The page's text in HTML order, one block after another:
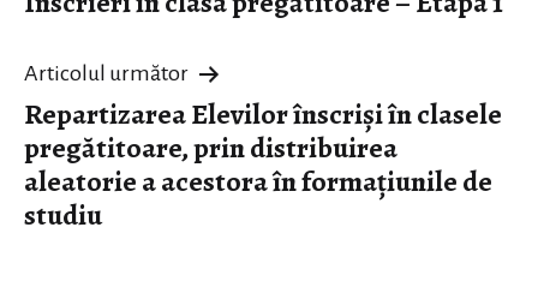
în
articole
Articolul următor
Repartizarea Elevilor înscriși în clasele
pregătitoare, prin distribuirea
aleatorie a acestora în formațiunile de
studiu